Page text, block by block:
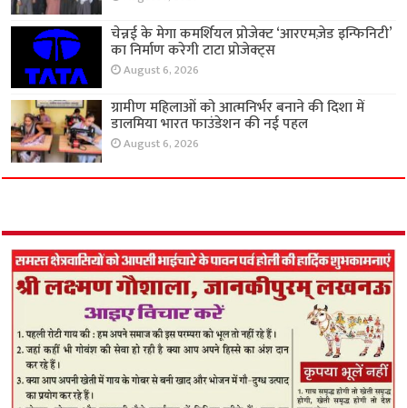
चेन्नई के मेगा कमर्शियल प्रोजेक्ट ‘आरएमज़ेड इन्फिनिटी’
का निर्माण करेगी टाटा प्रोजेक्ट्स
August 6, 2026
ग्रामीण महिलाओं को आत्मनिर्भर बनाने की दिशा में
डालमिया भारत फाउंडेशन की नई पहल
August 6, 2026